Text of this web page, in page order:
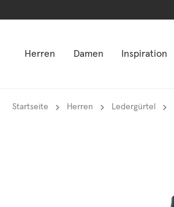
Herren Damen Inspiration
Startseite Herren Ledergürtel